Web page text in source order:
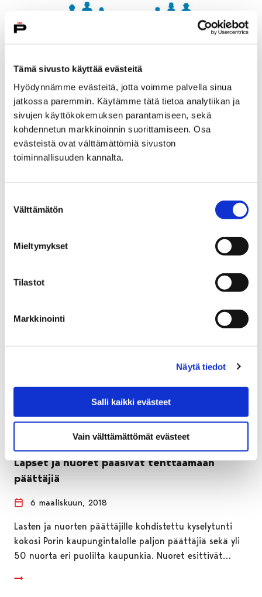
Tämä sivusto käyttää evästeitä
Hyödynnämme evästeitä, jotta voimme palvella sinua
jatkossa paremmin. Käytämme tätä tietoa analytiikan ja
sivujen käyttökokemuksen parantamiseen, sekä
kohdennetun markkinoinnin suorittamiseen. Osa
evästeistä ovat välttämättömiä sivuston
toiminnallisuuden kannalta.
valinta
Välttämätön
Mieltymykset
Tilastot
Markkinointi
Näytä tiedot
Salli kaikki evästeet
Vain välttämättömät evästeet
Porille UNICEFin tunnustus
Suomen UNICEF on myöntänyt Porille Lapsiystävällinen
saava kunta.
Lapset ja nuoret pääsivät tenttaamaan
päättäjiä
6 maaliskuun, 2018
Lasten ja nuorten päättäjille kohdistettu kyselytunti
kokosi Porin kaupungintalolle paljon päättäjiä sekä yli
50 nuorta eri puolilta kaupunkia. Nuoret esittivät…